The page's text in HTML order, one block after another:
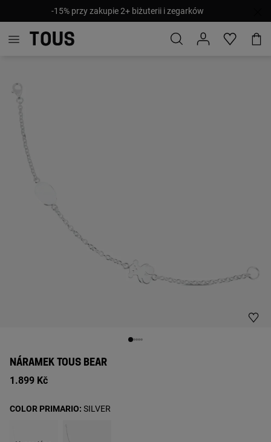
-15% przy zakupie 2+ biżuterii i zegarków
NÁRAMEK TOUS BEAR
1.899 Kč
COLOR PRIMARIO: SILVER